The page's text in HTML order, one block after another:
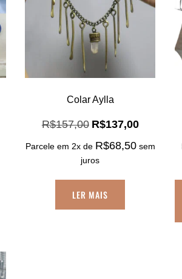
Colar Aylla
R$157,00 O
original
era:
R$137,00O
atual
Parcele em 2x de R$68,50 sem
juros
LER MAIS